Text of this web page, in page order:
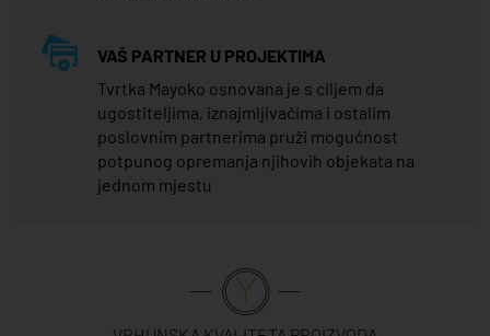
VAŠ PARTNER U PROJEKTIMA
Tvrtka Mayoko osnovana je s ciljem da
ugostiteljima, iznajmljivačima i ostalim
poslovnim partnerima pruži mogućnost
potpunog opremanja njihovih objekata na
jednom mjestu